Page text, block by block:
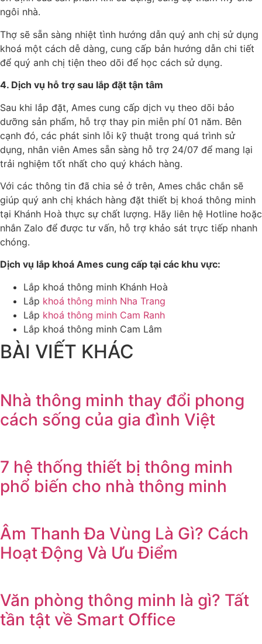
ngôi nhà.
Thợ sẽ sẵn sàng nhiệt tình hướng dẫn quý anh chị sử dụng
khoá một cách dễ dàng, cung cấp bản hướng dẫn chi tiết
để quý anh chị tiện theo dõi để học cách sử dụng.
4. Dịch vụ hỗ trợ sau lắp đặt tận tâm
Sau khi lắp đặt, Ames cung cấp dịch vụ theo dõi bảo
dưỡng sản phẩm, hỗ trợ thay pin miễn phí 01 năm. Bên
cạnh đó, các phát sinh lỗi kỹ thuật trong quá trình sử
dụng, nhân viên Ames sẵn sàng hỗ trợ 24/07 để mang lại
trải nghiệm tốt nhất cho quý khách hàng.
Với các thông tin đã chia sẻ ở trên, Ames chắc chắn sẽ
giúp quý anh chị khách hàng đặt thiết bị khoá thông minh
tại Khánh Hoà thực sự chất lượng. Hãy liên hệ Hotline hoặc
nhắn Zalo để được tư vấn, hỗ trợ khảo sát trực tiếp nhanh
chóng.
Dịch vụ lắp khoá Ames cung cấp tại các khu vực:
Lắp khoá thông minh Khánh Hoà
Lắp khoá thông minh Nha Trang
Lắp khoá thông minh Cam Ranh
Lắp khoá thông minh Cam Lâm
BÀI VIẾT KHÁC
Nhà thông minh thay đổi phong
cách sống của gia đình Việt
7 hệ thống thiết bị thông minh
phổ biến cho nhà thông minh
Âm Thanh Đa Vùng Là Gì? Cách
Hoạt Động Và Ưu Điểm
Văn phòng thông minh là gì? Tất
tần tật về Smart Office